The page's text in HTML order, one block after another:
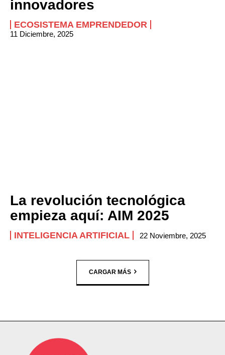
innovadores
ECOSISTEMA EMPRENDEDOR
11 Diciembre, 2025
La revolución tecnológica
empieza aquí: AIM 2025
INTELIGENCIA ARTIFICIAL 22 Noviembre, 2025
CARGAR MÁS